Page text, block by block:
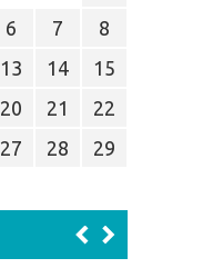
6 7
8
13 14
15
20 21
22
27 28
29